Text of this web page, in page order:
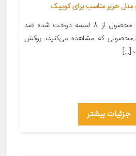
حریر مناسب برای کوییک
معرفی محصول این محصول از 8 لمسه دوخت شده ضد
که مشاهده می‌کنید، روکش
[…]
جزئیات بیشتر